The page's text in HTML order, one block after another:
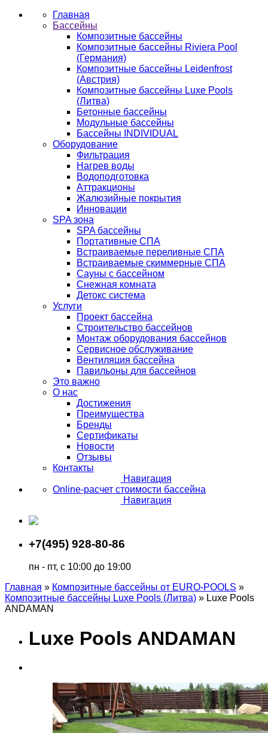
Главная
Бассейны
Композитные бассейны
Композитные бассейны Riviera Pool
(Германия)
Композитные бассейны Leidenfrost
(Австрия)
Композитные бассейны Luxe Pools
(Литва)
Бетонные бассейны
Модульные бассейны
Бассейны INDIVIDUAL
Оборудование
Фильтрация
Нагрев воды
Водоподготовка
Аттракционы
Жалюзийные покрытия
Инновации
SPA зона
SPA бассейны
Портативные СПА
Встраиваемые переливные СПА
Встраиваемые скиммерные СПА
Сауны с бассейном
Снежная комната
Детокс система
Услуги
Проект бассейна
Строительство бассейнов
Монтаж оборудования бассейнов
Сервисное обслуживание
Вентиляция бассейна
Павильоны для бассейнов
Это важно
О нас
Достижения
Преимущества
Бренды
Сертификаты
Новости
Отзывы
Контакты
Навигация
Online-расчет стоимости бассейна
Навигация
+7(495) 928-80-86
пн - пт, с 10:00 до 19:00
Главная » Композитные бассейны от EURO-POOLS »
Композитные бассейны Luxe Pools (Литва) » Luxe Pools
ANDAMAN
Luxe Pools ANDAMAN